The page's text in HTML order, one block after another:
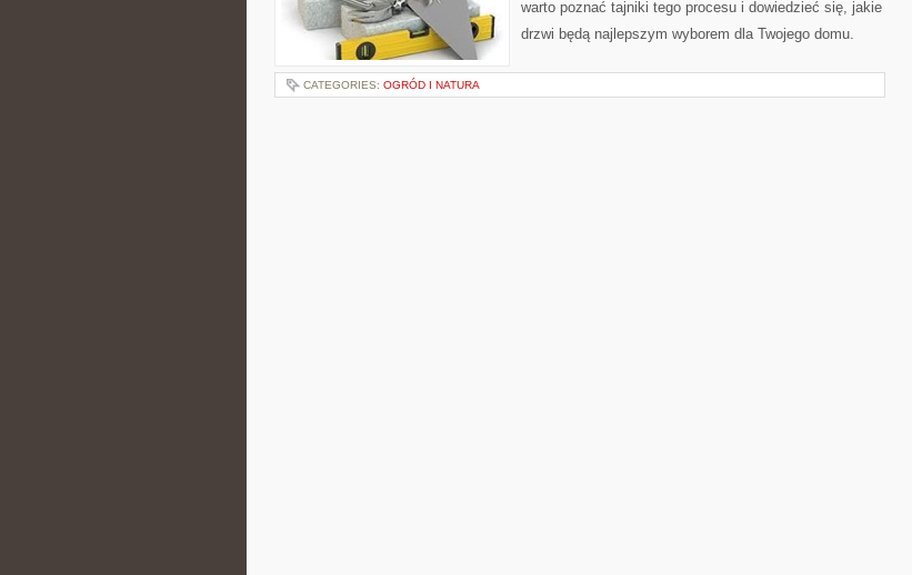
warto poznać tajniki tego procesu i dowiedzieć się, jakie
drzwi będą najlepszym wyborem dla Twojego domu.
CATEGORIES: OGRÓD I NATURA